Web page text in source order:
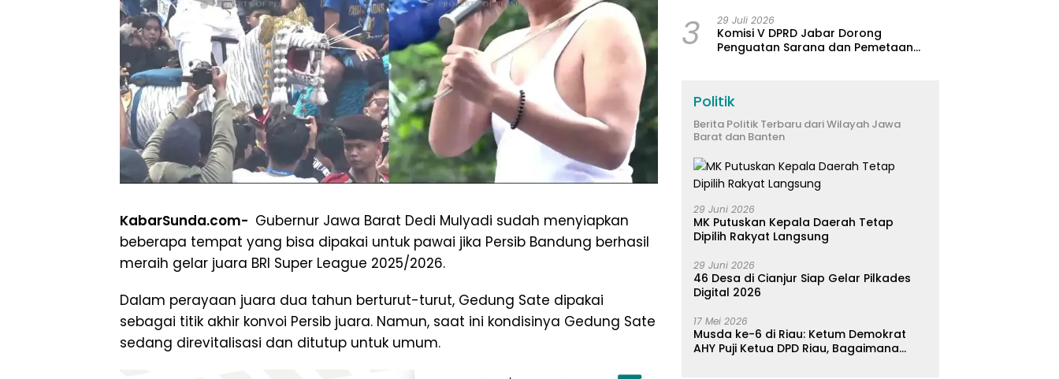
KabarSunda.com- Gubernur Jawa Barat Dedi Mulyadi sudah menyiapkan
beberapa tempat yang bisa dipakai untuk pawai jika Persib Bandung berhasil
meraih gelar juara BRI Super League 2025/2026.
Dalam perayaan juara dua tahun berturut-turut, Gedung Sate dipakai
sebagai titik akhir konvoi Persib juara. Namun, saat ini kondisinya Gedung Sate
sedang direvitalisasi dan ditutup untuk umum.
3 29 Juli 2026
Komisi V DPRD Jabar Dorong
Penguatan Sarana dan Pemetaan
Politik
Berita Politik Terbaru dari Wilayah Jawa
Barat dan Banten
29 Juni 2026
MK Putuskan Kepala Daerah Tetap
Dipilih Rakyat Langsung
29 Juni 2026
46 Desa di Cianjur Siap Gelar Pilkades
Digital 2026
17 Mei 2026
Musda ke-6 di Riau: Ketum Demokrat
AHY Puji Ketua DPD Riau, Bagaimana